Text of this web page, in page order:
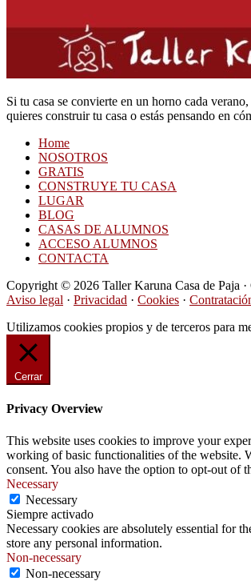
Si tu casa se convierte en un horno cada
quieres construir tu casa o estás pensando en
Home
NOSOTROS
GRATIS
CONSTRUYE TU CASA
LUGAR
BLOG
CASAS DE ALUMNOS
ACCESO ALUMNOS
CONTACTA
Copyright © 2026 Taller Karuna Casa de Paja ·
Aviso legal · Privacidad · Cookies ·
Utilizamos cookies propios y de terceros para
Cerrar
Privacy Overview
This website uses cookies to improve your
working of basic functionalities of the website.
consent. You also have the option to opt-out of
Necessary
Necessary
Siempre activado
Necessary cookies are absolutely essential for
store any personal information.
Non-necessary
Non-necessary